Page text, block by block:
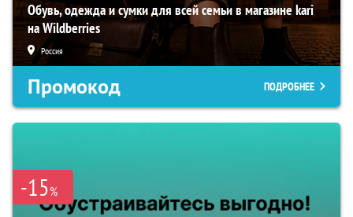
Обувь, одежда и сумки для всей семьи в магазине kari
на Wildberries
Россия
Промокод ПОДРОБНЕЕ
-15%